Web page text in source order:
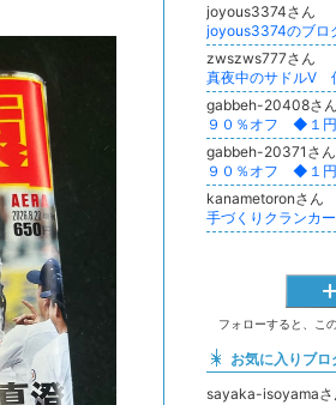
joyous3374さん
joyous3374のブロ
zwszws777さん
gabbeh-20408さん
gabbeh-20371さん
kanametoronさん
手づくりクランカー
フォローすると、こ
お気に入りブロ
sayaka-isoyamaさ